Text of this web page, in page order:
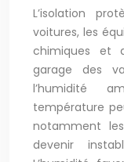
L’isolation
voitures, les
chimiques et
garage des
l’humidité
température
notamment
devenir